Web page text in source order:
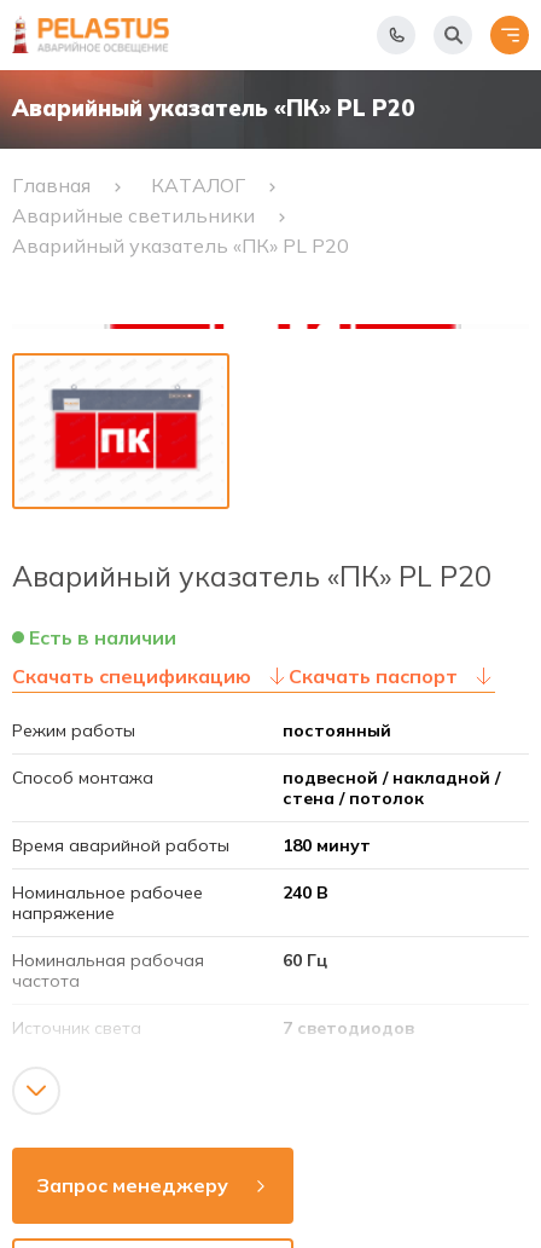
Аварийный указатель «ПК» PL P20
Главная
КАТАЛОГ
Аварийные светильники
Аварийный указатель «ПК» PL P20
Аварийный указатель «ПК» PL P20
Есть в наличии
Скачать спецификацию
Скачать паспорт
Режим работы постоянный
Способ монтажа
подвесной / накладной /
стена / потолок
Время аварийной работы 180 минут
Номинальное рабочее
напряжение
240 В
Номинальная рабочая
частота
60 Гц
Источник света 7 светодиодов
Тип аккумулятора
Запрос менеджеру